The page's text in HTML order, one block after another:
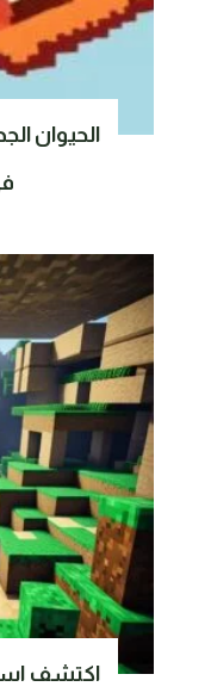
اكتشف